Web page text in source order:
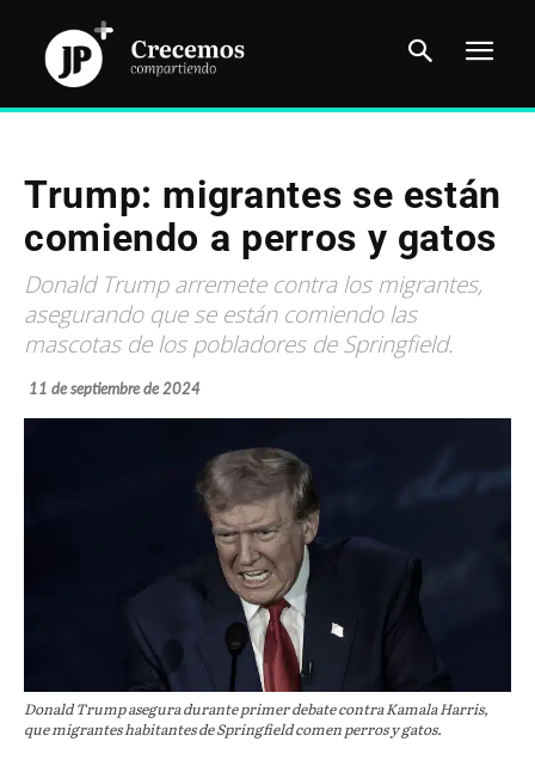
Trump: migrantes se están
comiendo a perros y gatos
Donald Trump arremete contra los migrantes,
asegurando que se están comiendo las
mascotas de los pobladores de Springfield.
11 de septiembre de 2024
Donald Trump asegura durante primer debate contra Kamala Harris,
que migrantes habitantes de Springfield comen perros y gatos.